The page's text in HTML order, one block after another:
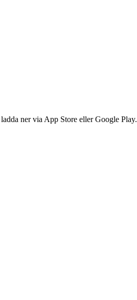
ner via App Store eller Google Play.